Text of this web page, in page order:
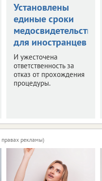
Установлены
единые сроки
для иностранцев
И ужесточена
ответственность за
отказ от прохождения
процедуры.
правах рекламы)